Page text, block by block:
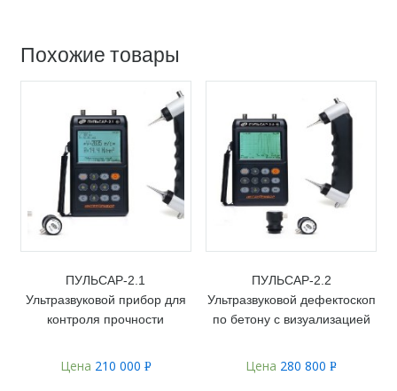
Похожие товары
ПУЛЬСАР-2.1
Ультразвуковой прибор для
контроля прочности
Цена 210 000 Р
ПУЛЬСАР-2.2
Ультразвуковой дефектоскоп
по бетону с визуализацией
Цена 280 800Р